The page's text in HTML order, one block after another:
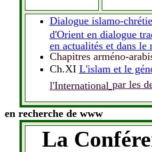
Dialogue islamo-
d'Orient en dialogue
en actualités et dans le
Chapitres arméno-
Ch.XI L'islam et le
l'International par les
en recherche de www
La